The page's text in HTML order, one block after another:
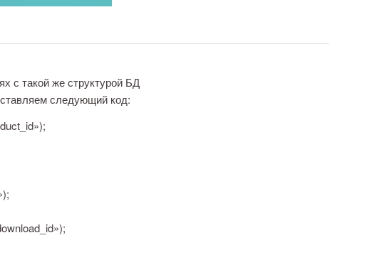
с такой же структурой БД
следующий код: